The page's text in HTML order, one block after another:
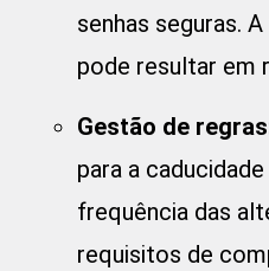
senhas seguras.
pode resultar em
Gestão de
para a
frequência das
requisitos de